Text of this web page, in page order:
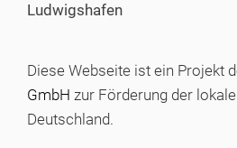
Ludwigshafen
Diese Webseite ist ein Projekt
GmbH zur Förderung der
Deutschland.